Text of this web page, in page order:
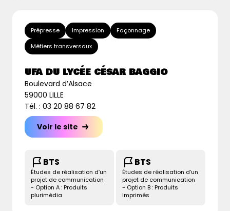
Prépresse Impression
Façonnage
Métiers transversaux
UFA DU LYCÉE CÉSAR BAGGIO
Boulevard d’Alsace
59000 LILLE
Tél. : 03 20 88 67 82
Voir le site
BTS
Études de réalisation d’un
projet de communication
- Option A : Produits
plurimédia
BTS
Études de réalisation d’un
projet de communication
- Option B : Produits
imprimés